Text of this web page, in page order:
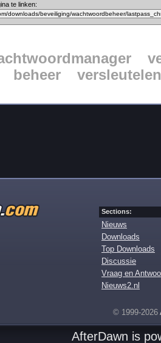
te linken:
beheer versleutelen
Sections:
Nieuws
Downloads
Top Downloads
Discussie
Vraag en
Nieuws2.nl
© 1999-2026
AfterDawn is